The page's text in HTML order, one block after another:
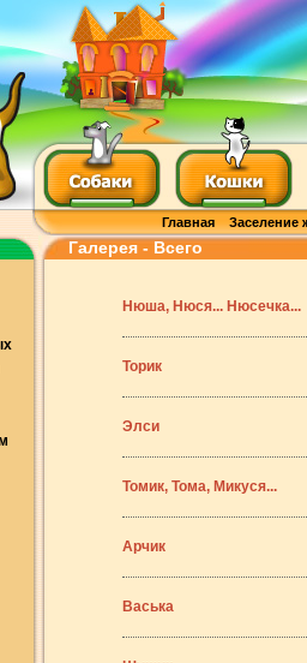
Главная Заселение
Галерея - Всего
Нюша, Нюся... Нюсечка...
Торик
Элси
Томик, Тома, Микуся...
Арчик
Васька